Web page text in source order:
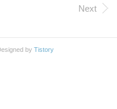
Next
by Tistory